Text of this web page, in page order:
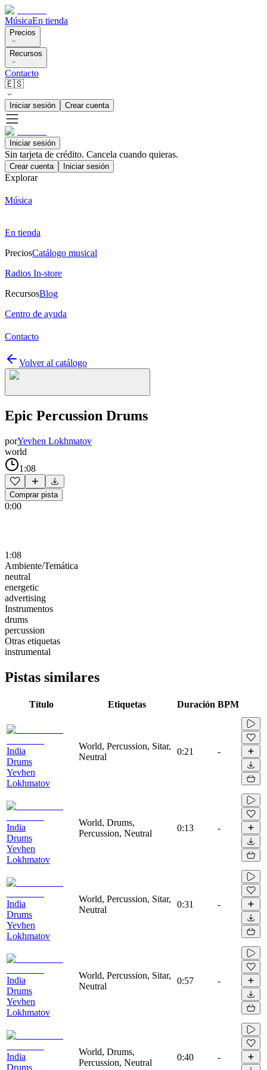
MúsicaEn tienda
Precios
Recursos
Contacto
🇪🇸
Iniciar sesión Crear cuenta
Iniciar sesión
Sin tarjeta de crédito. Cancela cuando quieras.
Crear cuenta Iniciar sesión
Explorar
Música
En tienda
PreciosCatálogo musical
Radios In-store
RecursosBlog
Centro de ayuda
Contacto
Volver al catálogo
Epic Percussion Drums
porYevhen Lokhmatov
world
1:08
Comprar pista
0:00
1:08
Ambiente/Temática
neutral
energetic
advertising
Instrumentos
drums
percussion
Otras etiquetas
instrumental
Pistas similares
Título Etiquetas Duración BPM
India
Drums
Yevhen
Lokhmatov
World, Percussion, Sitar,
Neutral
0:21 -
India
Drums
Yevhen
Lokhmatov
World, Drums,
Percussion, Neutral
0:13 -
India
Drums
Yevhen
Lokhmatov
World, Percussion, Sitar,
Neutral
0:31 -
India
Drums
Yevhen
Lokhmatov
World, Percussion, Sitar,
Neutral
0:57 -
India
Drums
World, Drums,
Percussion, Neutral
0:40 -